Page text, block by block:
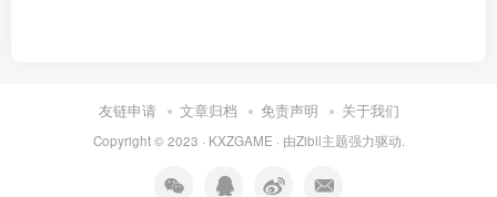
友链申请 文章归档 免责声明 关于我们
Copyright © 2023 · KXZGAME · 由Zibll主题强力驱动.